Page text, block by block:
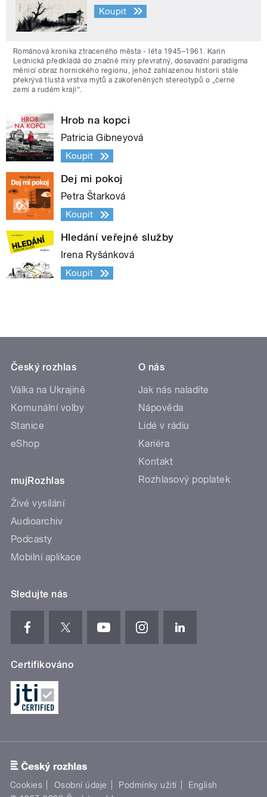
Koupit
Románová kronika ztraceného města - léta 1945–1961. Karin
Lednická předkládá do značné míry převratný, dosavadní paradigma
měnící obraz hornického regionu, jehož zahlazenou historii stále
překrývá tlustá vrstva mýtů a zakořeněných stereotypů o „černé
zemi a rudém kraji“.
Hrob na kopci
Patricia Gibneyová
Koupit
Dej mi pokoj
Petra Štarková
Koupit
Hledání veřejné služby
Irena Ryšánková
Koupit
Český rozhlas
Válka na Ukrajině
Komunální volby
Stanice
eShop
mujRozhlas
Živé vysílání
Audioarchiv
Podcasty
Mobilní aplikace
O nás
Jak nás naladíte
Nápověda
Lidé v rádiu
Kariéra
Kontakt
Rozhlasový poplatek
Sledujte nás
Certifikováno
Cookies Osobní údaje Podmínky užití
English